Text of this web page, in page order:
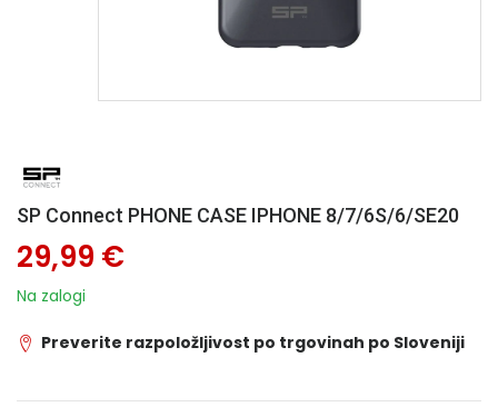
SP Connect PHONE CASE IPHONE 8/7/6S/6/SE20
29,99 €
Na zalogi
Preverite razpoložljivost po trgovinah po Sloveniji